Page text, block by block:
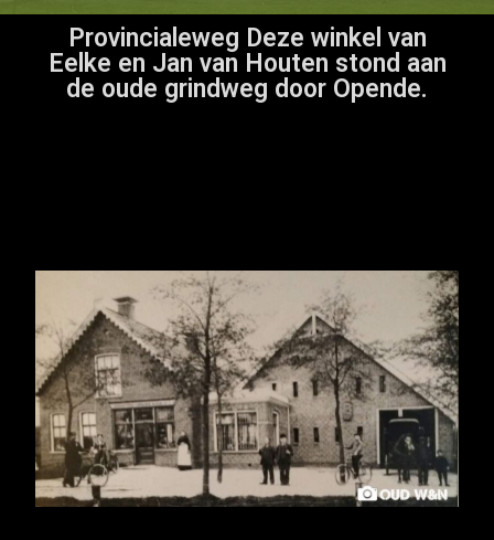
Provincialeweg Deze winkel van
Eelke en Jan van Houten stond aan
de oude grindweg door Opende.